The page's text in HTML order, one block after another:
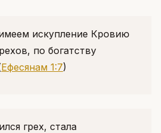
искупление Кровию
по богатству
Ефесянам 1:7)
грех, стала